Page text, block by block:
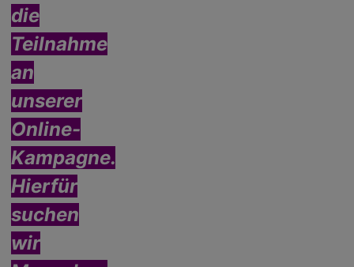
die
Teilnahme
an
unserer
Online-
Kampagne.
Hierfür
suchen
wir